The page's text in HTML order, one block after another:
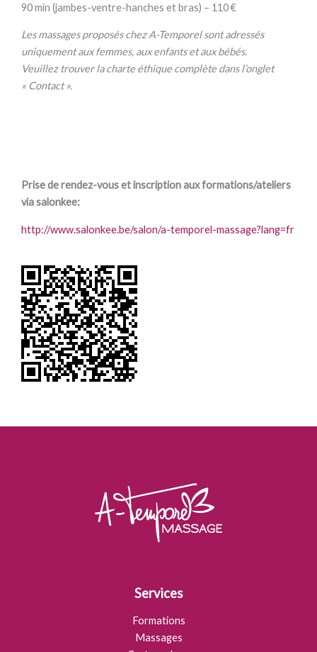
90 min (jambes-ventre-hanches et bras) – 110 €
Les massages proposés chez A-Temporel sont adressés
uniquement aux femmes, aux enfants et aux bébés.
Veuillez trouver la charte éthique complète dans l’onglet
« Contact ».
Prise de rendez-vous et inscription aux formations/ateliers
via salonkee:
http://www.salonkee.be/salon/a-temporel-massage?lang=fr
Services
Formations
Massages